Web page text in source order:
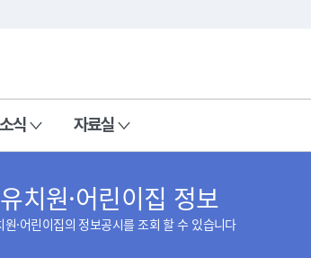
식 자료실
유치원·어린이집 정보
원·어린이집의 정보공시를 조회 할 수 있습니다